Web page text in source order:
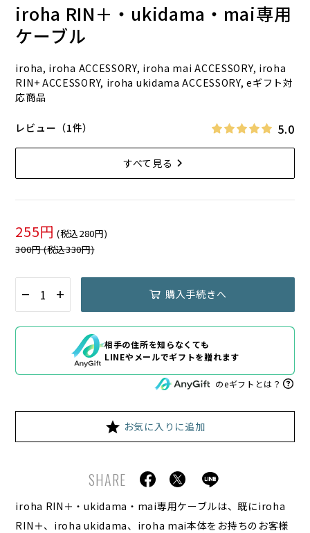
iroha RIN＋・ukidama・mai専用
ケーブル
iroha, iroha ACCESSORY, iroha mai ACCESSORY, iroha
RIN+ ACCESSORY, iroha ukidama ACCESSORY, eギフト対
応商品
レビュー（1件） 5.0
すべて見る
255円 (税込280円)
300円 (税込330円)
購入手続きへ
相手の住所を知らなくても
LINEやメールでギフトを贈れます
のeギフトとは？
お気に入りに追加
SHARE
iroha RIN＋・ukidama・mai専用ケーブルは、既にiroha
RIN＋、iroha ukidama、iroha mai本体をお持ちのお客様